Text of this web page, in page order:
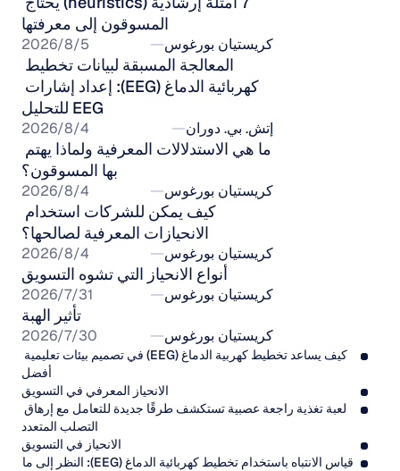
المسوقون إلى معرفتها
كريستيان بورغوس 5‏/8‏/2026
EEG للتحليل
إتش. بي. دوران 4‏/8‏/2026
بها المسوقون؟
كريستيان بورغوس 4‏/8‏/2026
الانحيازات المعرفية لصالحها؟
كريستيان بورغوس 4‏/8‏/2026
أنواع الانحياز التي تشوه التسويق
كريستيان بورغوس 31‏/7‏/2026
تأثير الهبة
كريستيان بورغوس 30‏/7‏/2026
أفضل
الانحياز المعرفي في التسويق
التصلب المتعدد
الانحياز في التسويق